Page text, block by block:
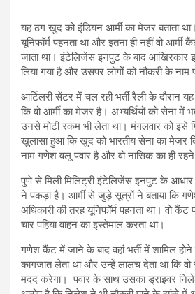
यह ठग खुद को इंडियन आर्मी का मेजर बताता
यूनिफॉर्म पहनता था और इतना ही नहीं वो
जाता था। इंटेलिजेंस इनपुट के बाद आखिरकार
लिया गया है और उसपर लोगों को नौकरी के
आर्टिलरी सेंटर में चल रही भर्ती रैली के दौरान यह
कि वो आर्मी का मेजर है। अभ्यर्थियों को सेना में
उनसे मोटी रकम भी लेता था। मंगलवार को इसे
खुलासा हुआ कि खुद को भारतीय सेना का मेजर
नाम गणेश वलू पवार है और वो नासिक का ही रहने
पुणे से मिली मिलिट्री इंटेलिजेंस इनपुट के आधार
ने पकड़ा है। आर्मी से जुड़े सूत्रों ने बताया कि
अधिकारी की तरह यूनिफॉर्म पहनता था। वो
चार पहिया वाहन का इस्तेमाल करता था।
गणेश कैंट में जाने के बाद वहां भर्ती में शामिल
कागजात लेता था और उन्हें लालच देता था कि वो
मदद करेगा। पवार के साथ उसका ड्राइवर